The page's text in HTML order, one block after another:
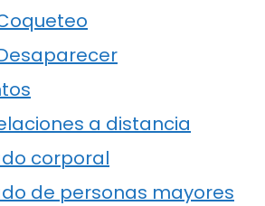
a distancia
corporal
de personas mayores